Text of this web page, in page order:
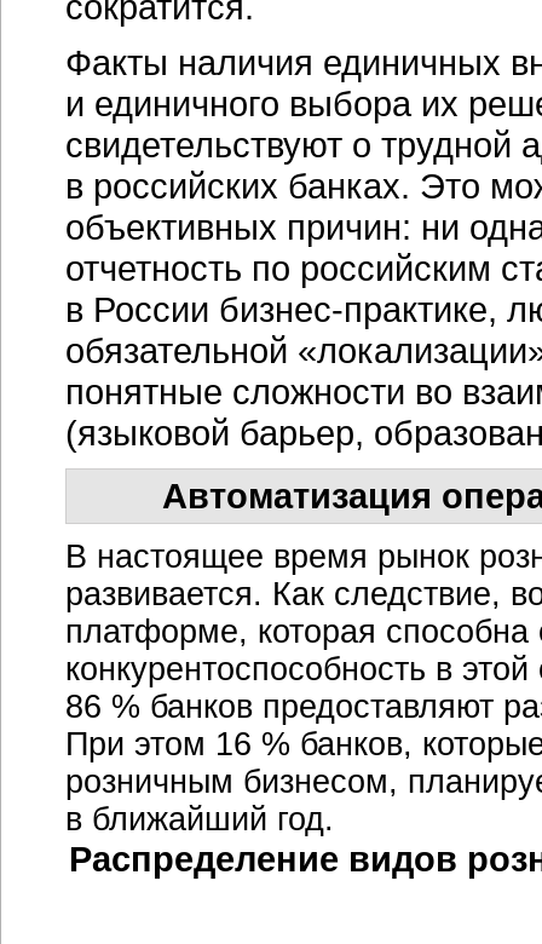
Факты наличия единичных
и единичного выбора их
свидетельствуют о трудной
в российских банках. Это
объективных причин: ни
отчетность по российским
в России бизнес-практике,
обязательной
понятные сложности во
(языковой барьер,
Автоматизация
В настоящее время рынок
развивается. Как следствие,
платформе, которая способна
конкурентоспособность в
86 % банков предоставляют
При этом 16 % банков,
розничным бизнесом,
в ближайший год.
Распределение видов